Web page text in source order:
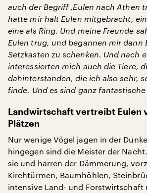
auch der Begriff ‚Eulen nach Athen
hatte mir halt Eulen mitgebracht,
eine als Ring. Und meine Freunde
Eulen trug, und begannen mir dann
Setzkasten zu schenken. Und nach
interessierten mich auch die Tiere,
dahinterstanden, die ich also sehr,
finde. Und es sind ganz fantastische
Landwirtschaft vertreibt Eulen
Plätzen
Nur wenige Vögel jagen in der
hingegen sind die Meister der
sie und harren der Dämmerung,
Kirchtürmen, Baumhöhlen,
intensive Land- und Forstwirtschaft